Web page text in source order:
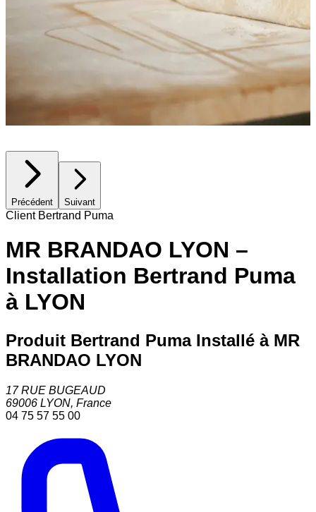
Précédent Suivant
Client Bertrand Puma
MR BRANDAO LYON –
Installation Bertrand Puma
à LYON
Produit Bertrand Puma Installé à MR
BRANDAO LYON
17 RUE BUGEAUD
69006 LYON, France
04 75 57 55 00